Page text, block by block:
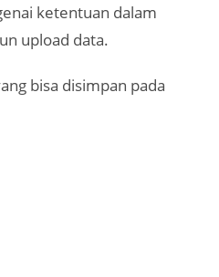
ketentuan dalam
upload data.
bisa disimpan pada